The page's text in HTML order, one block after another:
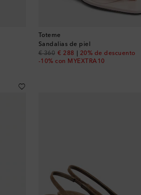
Toteme
Sandalias de piel
€ 360
original price
€ 288
discount price20% de descuento
-10% con MYEXTRA10